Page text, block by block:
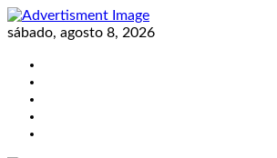
Skip
to
sábado, agosto 8, 2026